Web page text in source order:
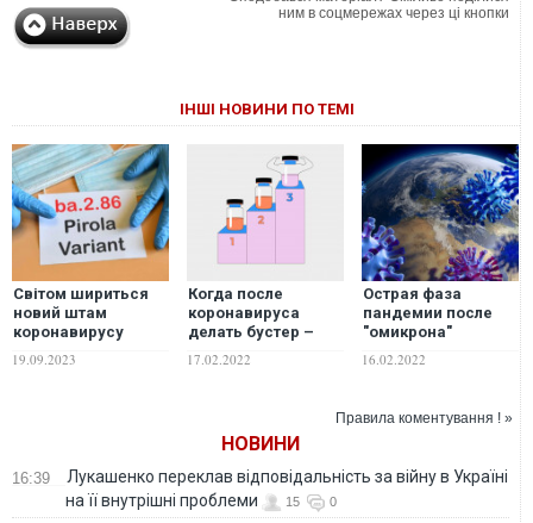
ним в соцмережах через ці кнопки
ІНШІ НОВИНИ ПО ТЕМІ
Світом шириться
новий штам
коронавирусу
нього відомо
19.09.2023
Когда после
коронавируса
делать бустер –
17.02.2022
Острая фаза
пандемии после
"омикрона"
16.02.2022
Правила коментування ! »
НОВИНИ
16:39
Лукашенко переклав відповідальність за війну в Україні
на її внутрішні проблеми
15 0